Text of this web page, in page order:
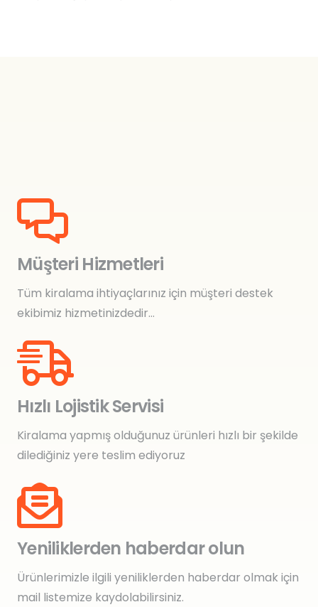
Müşteri Hizmetleri
Tüm kiralama ihtiyaçlarınız için müşteri destek
ekibimiz hizmetinizdedir…
Hızlı Lojistik Servisi
Kiralama yapmış olduğunuz ürünleri hızlı bir şekilde
dilediğiniz yere teslim ediyoruz
Yeniliklerden haberdar olun
Ürünlerimizle ilgili yeniliklerden haberdar olmak için
mail listemize kaydolabilirsiniz.